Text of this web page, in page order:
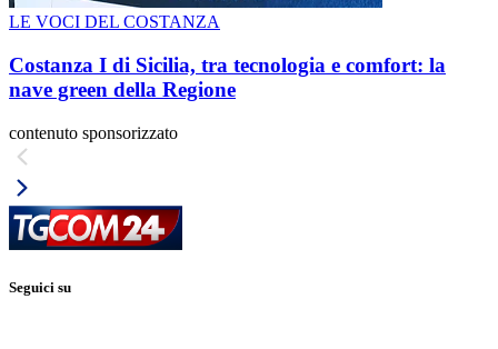
LE VOCI DEL COSTANZA
Costanza I di Sicilia, tra tecnologia e comfort: la
nave green della Regione
contenuto sponsorizzato
Seguici su